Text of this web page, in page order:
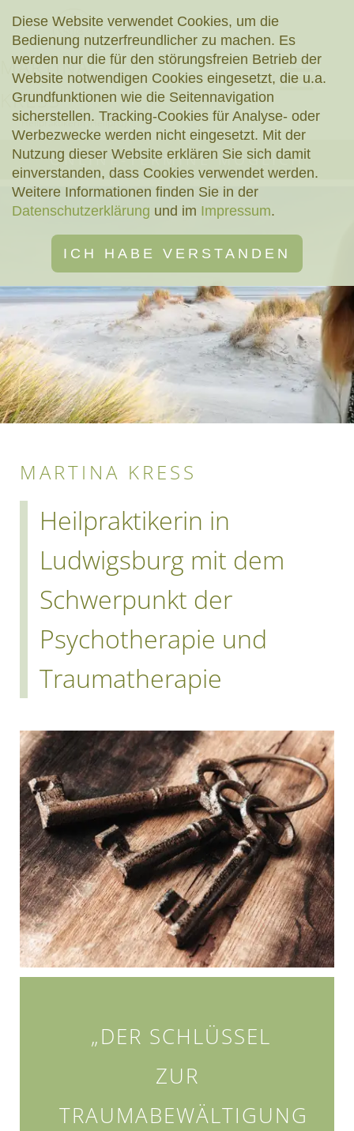
MARTINA
KRESS
Heilpraktikerin (HeilprG)
ONLINE-TERMINE MÖGLICH
MARTINA KRESS
Heilpraktikerin in
Ludwigsburg mit dem
Schwerpunkt der
Psychotherapie und
Traumatherapie
„DER SCHLÜSSEL
ZUR
TRAUMABEWÄLTIGUNG
Diese Website verwendet Cookies, um die
Bedienung nutzerfreundlicher zu machen. Es
werden nur die für den störungsfreien Betrieb der
Website notwendigen Cookies eingesetzt, die u.a.
Grundfunktionen wie die Seitennavigation
sicherstellen. Tracking-Cookies für Analyse- oder
Werbezwecke werden nicht eingesetzt. Mit der
Nutzung dieser Website erklären Sie sich damit
einverstanden, dass Cookies verwendet werden.
Weitere Informationen finden Sie in der
Datenschutzerklärung und im Impressum.
ICH HABE VERSTANDEN